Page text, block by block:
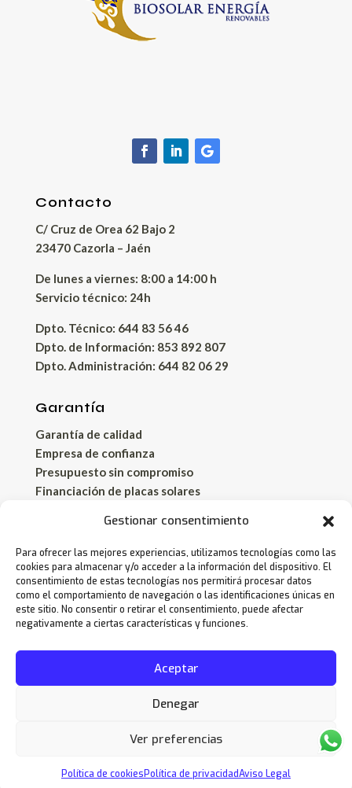
Gestionar consentimiento
Para ofrecer las mejores experiencias, utilizamos tecnologías como las
cookies para almacenar y/o acceder a la información del dispositivo. El
consentimiento de estas tecnologías nos permitirá procesar datos
como el comportamiento de navegación o las identificaciones únicas en
este sitio. No consentir o retirar el consentimiento, puede afectar
negativamente a ciertas características y funciones.
Aceptar
Denegar
Ver preferencias
Política de cookiesPolítica de privacidadAviso Legal
Contacto
C/ Cruz de Orea 62 Bajo 2
23470 Cazorla – Jaén
De lunes a viernes: 8:00 a 14:00 h
Servicio técnico: 24h
Dpto. Técnico: 644 83 56 46
Dpto. de Información: 853 892 807
Dpto. Administración: 644 82 06 29
Garantía
Garantía de calidad
Empresa de confianza
Presupuesto sin compromiso
Financiación de placas solares
Política de cookies
¡Biosolar en España!
Almería
Ciudad Real